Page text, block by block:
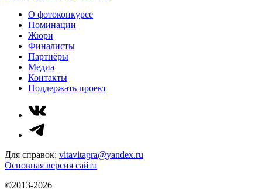
О фотоконкурсе
Номинации
Жюри
Финалисты
Партнёры
Медиа
Контакты
Поддержать проект
Для справок: vitavitagra@yandex.ru
Основная версия сайта
©2013-2026